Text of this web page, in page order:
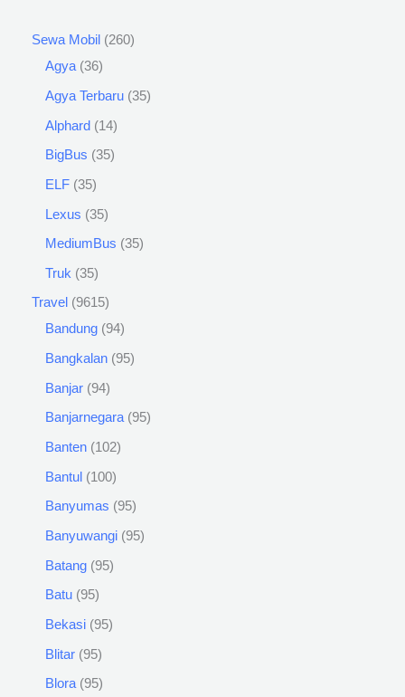
Sewa Mobil
260
Agya 36
Agya Terbaru 35
Alphard 14
BigBus 35
ELF 35
Lexus 35
MediumBus 35
Truk 35
Travel
9615
Bandung 94
Bangkalan 95
Banjar 94
Banjarnegara 95
Banten 102
Bantul 100
Banyumas 95
Banyuwangi 95
Batang 95
Batu 95
Bekasi 95
Blitar 95
Blora 95